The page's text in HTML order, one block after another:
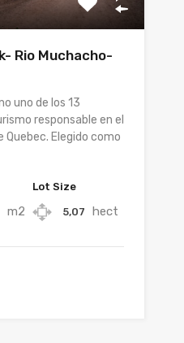
Rio Muchacho-
uno de los 13
responsable en el
Quebec. Elegido como
m2
Lot Size
5,07 hect